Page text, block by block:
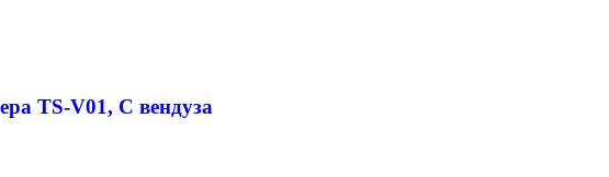
TS-V01, С вендуза